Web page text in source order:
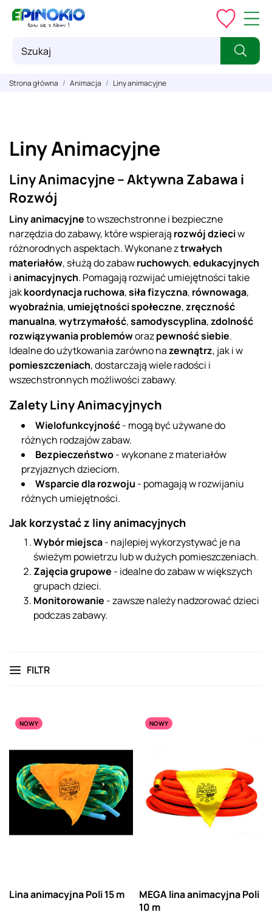
Strona główna Animacja Liny animacyjne
Liny Animacyjne
Liny Animacyjne – Aktywna Zabawa i
Rozwój
Liny animacyjneto wszechstronne i bezpieczne
narzędzia do zabawy, które wspierają rozwój dzieciw
różnorodnych aspektach. Wykonane ztrwałych
materiałów, służą do zabawruchowych,edukacyjnych
ianimacyjnych. Pomagają rozwijać umiejętności takie
jakkoordynacja ruchowa,siła fizyczna, równowaga,
wyobraźnia, umiejętności społeczne,zręczność
manualna,wytrzymałość,samodyscyplina,zdolność
rozwiązywania problemóworazpewność siebie.
Idealne do użytkowania zarówno nazewnątrz, jak i w
pomieszczeniach, dostarczają wiele radości i
wszechstronnych możliwości zabawy.
Zalety Liny Animacyjnych
Wielofunkcyjność- mogą być używane do
różnych rodzajów zabaw.
Bezpieczeństwo- wykonane z materiałów
przyjaznych dzieciom.
Wsparcie dla rozwoju - pomagają w rozwijaniu
różnych umiejętności.
Jak korzystać z liny animacyjnych
Wybór miejsca- najlepiej wykorzystywać je na
świeżym powietrzu lub w dużych pomieszczeniach.
Zajęcia grupowe - idealne do zabaw w większych
grupach dzieci.
Monitorowanie - zawsze należy nadzorować dzieci
podczas zabawy.
FILTR
NOWY
Lina animacyjna Poli 15 m
NOWY
MEGA lina animacyjna Poli
10 m